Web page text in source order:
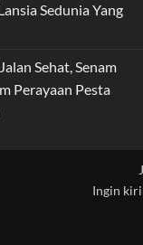
Sedunia Yang
Sehat, Senam
Perayaan Pesta
Ingin